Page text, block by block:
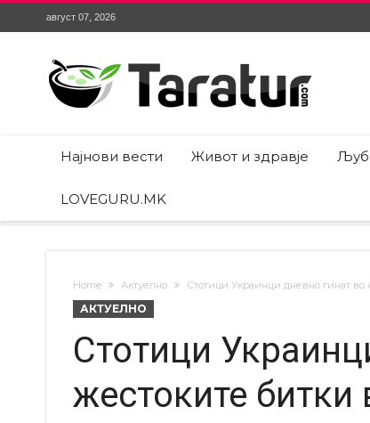
август 07, 2026
Најнови вести Живот и здравје
LOVEGURU.MK
Home Актуелно Стотици Украинци дневно гинат во
АКТУЕЛНО
Стотици
жестоките